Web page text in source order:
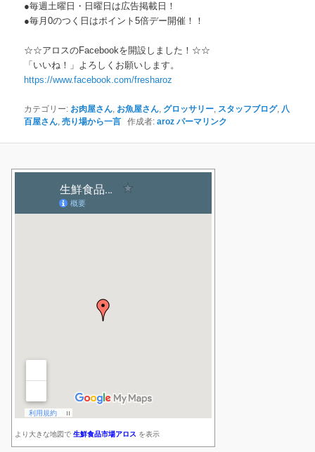
●毎週土曜日・日曜日は広告掲載日！
●毎月0のつく日はポイント5倍デー開催！！
☆☆アロスのFacebookを開設しました！☆☆
「いいね！」よろしくお願いします。
https://www.facebook.com/fresharoz
カテゴリー: お肉屋さん お魚屋さん グロッサリー スタッフブログ, 八
百屋さん ,売り場から一言 作成者:aroz パーマリンク
より大きな地図で 生鮮食品市場アロス を表示